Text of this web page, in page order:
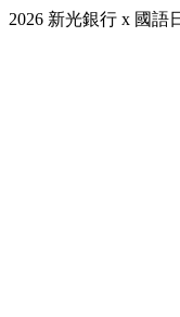
2026 新光銀行 x 國語